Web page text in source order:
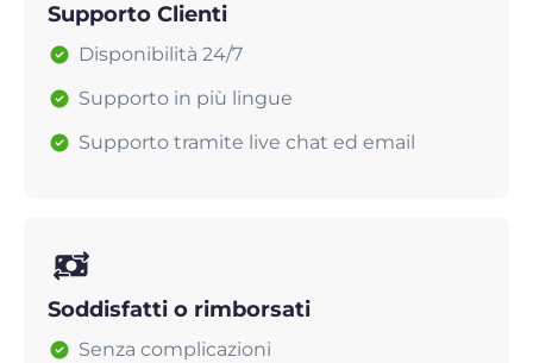
Supporto Clienti
Disponibilità 24/7
Supporto in più lingue
Supporto tramite live chat ed email
Soddisfatti o rimborsati
Senza complicazioni